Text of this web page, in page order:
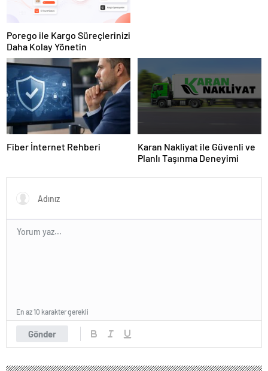
Porego ile Kargo Süreçlerinizi
Daha Kolay Yönetin
Fiber İnternet Rehberi
Karan Nakliyat ile Güvenli ve
Planlı Taşınma Deneyimi
Gönder
En az 10 karakter gerekli